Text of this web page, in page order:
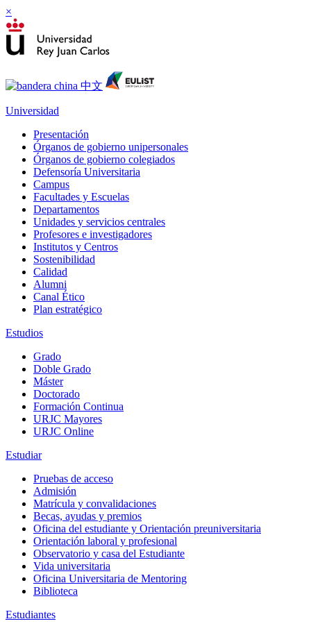
×
Universidad
Presentación
Órganos de gobierno unipersonales
Órganos de gobierno colegiados
Defensoría Universitaria
Campus
Facultades y Escuelas
Departamentos
Unidades y servicios centrales
Profesores e investigadores
Institutos y Centros
Sostenibilidad
Calidad
Alumni
Canal Ético
Plan estratégico
Estudios
Grado
Doble Grado
Máster
Doctorado
Formación Continua
URJC Mayores
URJC Online
Estudiar
Pruebas de acceso
Admisión
Matrícula y convalidaciones
Becas, ayudas y premios
Oficina del estudiante y Orientación preuniversitaria
Orientación laboral y profesional
Observatorio y casa del Estudiante
Vida universitaria
Oficina Universitaria de Mentoring
Biblioteca
Estudiantes